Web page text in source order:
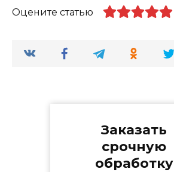
Оцените статью
Заказать
срочную
обработку